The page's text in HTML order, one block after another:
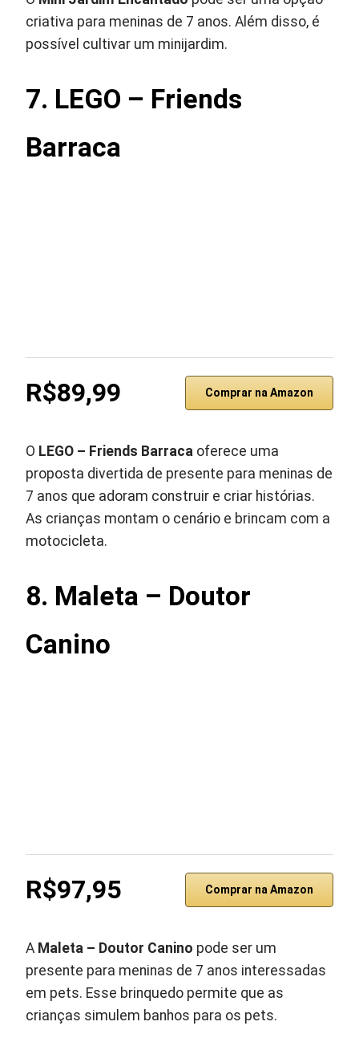
criativa para meninas de 7 anos. Além disso, é
possível cultivar um minijardim.
7. LEGO – Friends
Barraca
R$89,99 Comprar na Amazon
O LEGO – Friends Barraca oferece uma
proposta divertida de presente para meninas de
7 anos que adoram construir e criar histórias.
As crianças montam o cenário e brincam com a
motocicleta.
8. Maleta – Doutor
Canino
R$97,95 Comprar na Amazon
A Maleta – Doutor Canino pode ser um
presente para meninas de 7 anos interessadas
em pets. Esse brinquedo permite que as
crianças simulem banhos para os pets.